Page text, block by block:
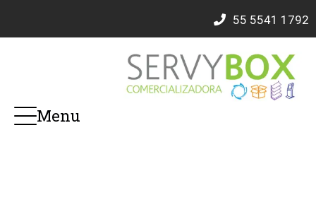
55 5541 1792
Menu